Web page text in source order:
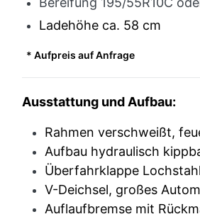
Ladehöhe ca. 58 cm
* Aufpreis auf Anfrage
Ausstattung und Aufbau:
Rahmen verschweißt,
Aufbau hydraulisch
Überfahrklappe
V-Deichsel, großes
Auflaufbremse mit